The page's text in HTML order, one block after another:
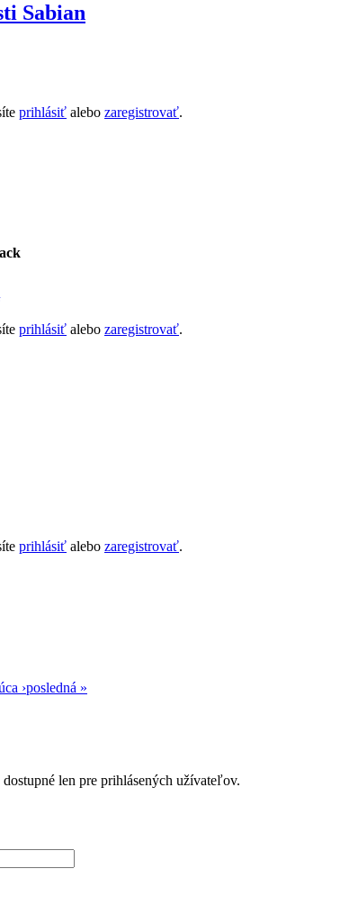
Sabian
prihlásiť alebo zaregistrovať.
prihlásiť alebo zaregistrovať.
prihlásiť alebo zaregistrovať.
›posledná »
len pre prihlásených užívateľov.